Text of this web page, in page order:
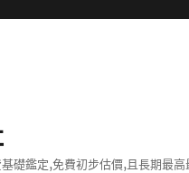
礎鑑定,免費初步估價,且長期最